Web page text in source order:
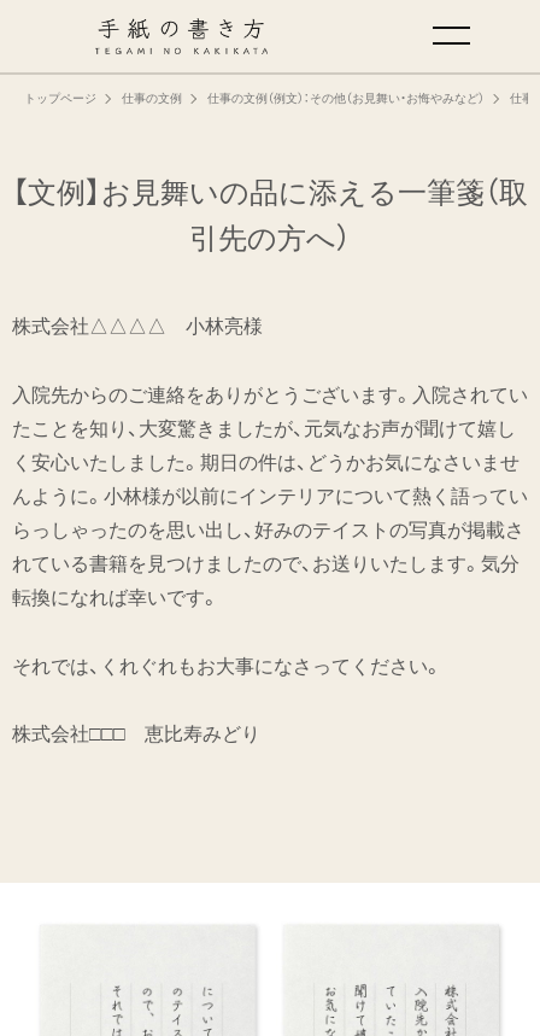
トップページ 仕事の文例 仕事の文例（例文）：その他（お見舞い・お悔やみなど） 仕事
【文例】お見舞いの品に添える一筆箋（取
引先の方へ）
株式会社△△△△ 小林亮様
入院先からのご連絡をありがとうございます。入院されてい
たことを知り、大変驚きましたが、元気なお声が聞けて嬉し
く安心いたしました。期日の件は、どうかお気になさいませ
んように。小林様が以前にインテリアについて熱く語ってい
らっしゃったのを思い出し、好みのテイストの写真が掲載さ
れている書籍を見つけましたので、お送りいたします。気分
転換になれば幸いです。
それでは、くれぐれもお大事になさってください。
株式会社□□□ 恵比寿みどり
手紙の基本
仕事の手紙の書き方
仕事の文例
特集
ミドリオフィシャルサイト